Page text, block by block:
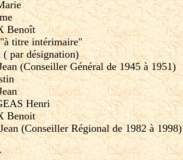
Benoît
titre intérimaire"
par désignation)
(Conseiller Général de 1945 à 1951)
Henri
Benoit
(Conseiller Régional de 1982 à 1998)